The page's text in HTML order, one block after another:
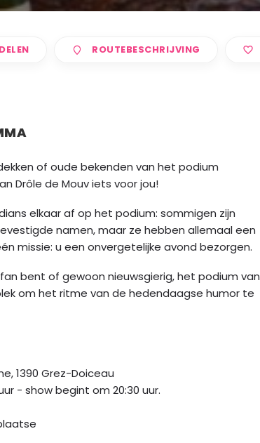
DELEN ROUTEBESCHRIJVING
of oude bekenden van het podium
Drôle de Mouv iets voor jou!
elkaar af op het podium: sommigen zijn
namen, maar ze hebben allemaal een
missie: u een onvergetelijke avond bezorgen.
bent of gewoon nieuwsgierig, het podium van
om het ritme van de hedendaagse humor te
1390 Grez-Doiceau
- show begint om 20:30 uur.